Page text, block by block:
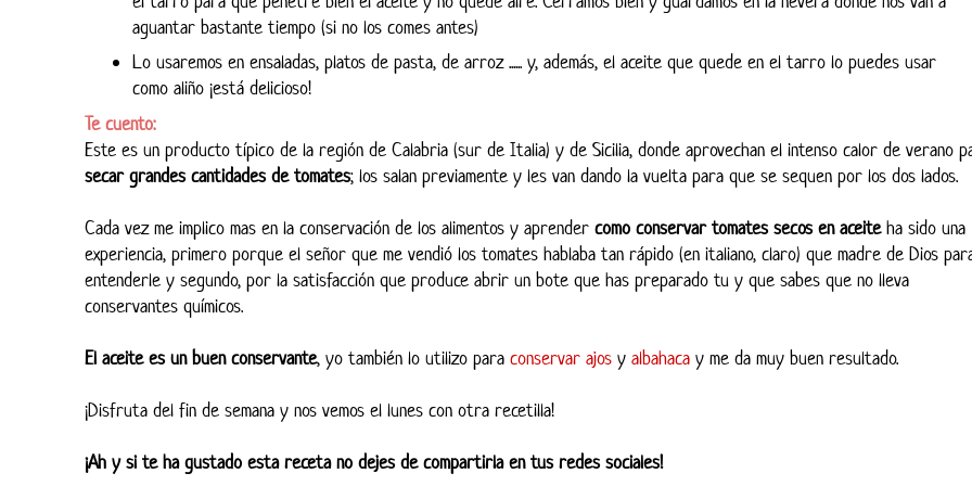
aguantar bastante tiempo (si no los comes antes)
Lo usaremos en ensaladas, platos de pasta, de arroz ...... y, además, el aceite que quede en el tarro lo puedes usar
como aliño ¡está delicioso!
Te cuento:
Este es un producto típico de la región de Calabria (sur de Italia) y de Sicilia, donde aprovechan el intenso calor de verano
secar grandes cantidades de tomates; los salan previamente y les van dando la vuelta para que se sequen por los dos lados.
Cada vez me implico mas en la conservación de los alimentos y aprender como conservar tomates secos en aceiteha sido una
experiencia, primero porque el señor que me vendió los tomates hablaba tan rápido (en italiano, claro) que madre de Dios
entenderle y segundo, por la satisfacción que produce abrir un bote que has preparado tu y que sabes que no lleva
conservantes químicos.
El aceite es un buen conservante, yo también lo utilizo para conservar ajos y albahaca y me da muy buen resultado.
¡Disfruta del fin de semana y nos vemos el lunes con otra recetilla!
¡Ah y si te ha gustado esta receta no dejes de compartirla en tus redes sociales!